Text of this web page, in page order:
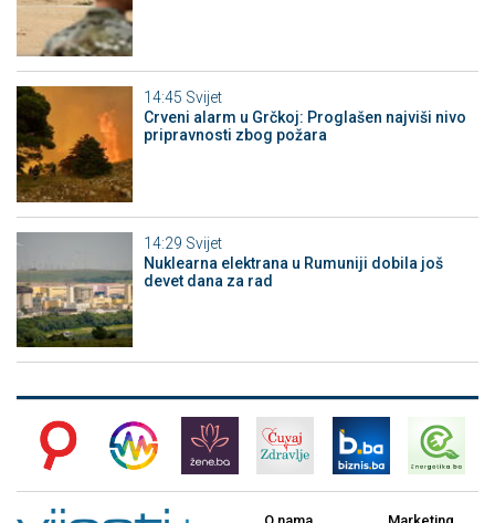
14:45 Svijet
Crveni alarm u Grčkoj: Proglašen najviši nivo
pripravnosti zbog požara
14:29 Svijet
Nuklearna elektrana u Rumuniji dobila još
devet dana za rad